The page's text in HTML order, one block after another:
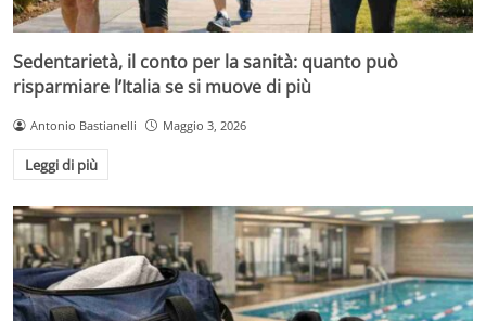
Sedentarietà, il conto per la sanità: quanto può
risparmiare l’Italia se si muove di più
Antonio Bastianelli Maggio 3, 2026
Leggi di più